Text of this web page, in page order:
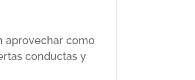
aprovechar como
conductas y